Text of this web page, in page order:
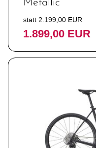
Metallic
statt 2.199,00 EUR
1.899,00 EUR